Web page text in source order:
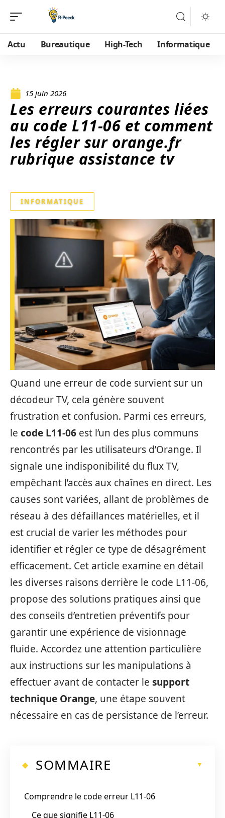
Actu Bureautique High-Tech Informatique
15 juin 2026
Les erreurs courantes liées
au code L11-06 et comment
les régler sur orange.fr
rubrique assistance tv
INFORMATIQUE
Quand une erreur de code survient sur un
décodeur TV, cela génère souvent
frustration et confusion. Parmi ces erreurs,
le code L11-06 est l’un des plus communs
rencontrés par les utilisateurs d’Orange. Il
signale une indisponibilité du flux TV,
empêchant l’accès aux chaînes en direct. Les
causes sont variées, allant de problèmes de
réseau à des défaillances matérielles, et il
est crucial de varier les méthodes pour
identifier et régler ce type de désagrément
efficacement. Cet article examine en détail
les diverses raisons derrière le code L11-06,
propose des solutions pratiques ainsi que
des conseils d’entretien préventifs pour
garantir une expérience de visionnage
fluide. Accordez une attention particulière
aux instructions sur les manipulations à
effectuer avant de contacter le support
technique Orange, une étape souvent
nécessaire en cas de persistance de l’erreur.
SOMMAIRE
Comprendre le code erreur L11-06
Ce que signifie L11-06